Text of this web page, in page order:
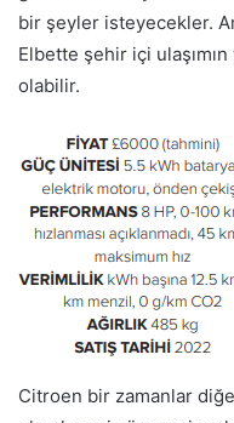
bir şeyler isteyecekler.
Elbette şehir içi ulaşımın
olabilir.
Citroen bir zamanlar